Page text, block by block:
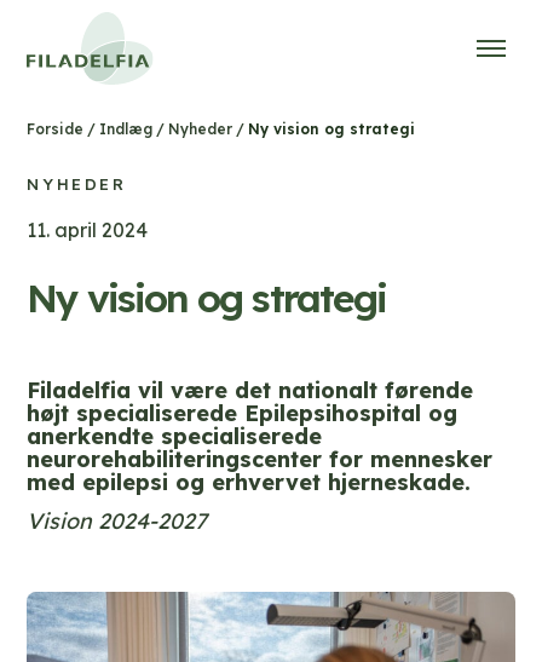
Forside / Indlæg / Nyheder / Ny vision og strategi
NYHEDER
11. april 2024
Ny vision og strategi
Filadelfia vil være det nationalt førende
højt specialiserede Epilepsihospital og
anerkendte specialiserede
neurorehabiliteringscenter for mennesker
med epilepsi og erhvervet hjerneskade.
Vision 2024-2027